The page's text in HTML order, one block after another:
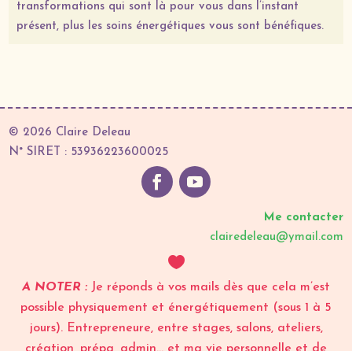
transformations qui sont là pour vous dans l’instant
présent, plus les soins énergétiques vous sont bénéfiques.
© 2026 Claire Deleau
N° SIRET : 53936223600025
Me contacter
clairedeleau@ymail.com

A NOTER : Je réponds à vos mails dès que cela m’est
possible physiquement et énergétiquement (sous 1 à 5
jours). Entrepreneure, entre stages, salons, ateliers,